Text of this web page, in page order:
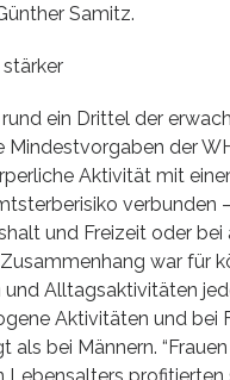
Samitz.
ein Drittel der
Mindestvorgaben der
Aktivität mit
verbunden
und Freizeit oder bei
war für
und Alltagsaktivitäten
Aktivitäten und bei
als bei Männern.
Lebensalters